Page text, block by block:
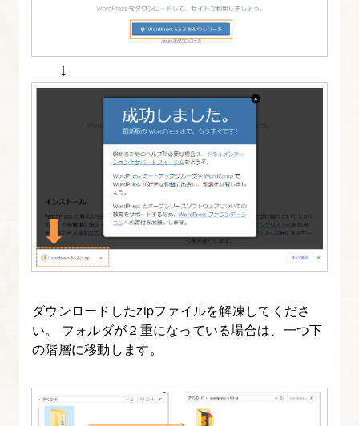
↓
ダウンロードしたzipファイルを解凍してくださ
い。 フォルダが２重になっている場合は、一つ下
の階層に移動します。